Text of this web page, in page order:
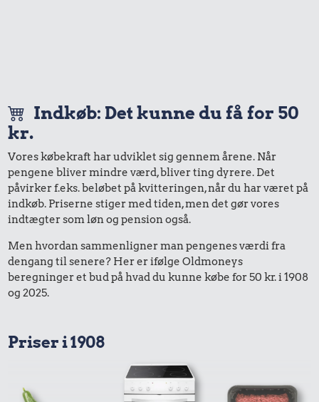
Indkøb: Det kunne du få for 50
kr.
Vores købekraft har udviklet sig gennem årene. Når
pengene bliver mindre værd, bliver ting dyrere. Det
påvirker f.eks. beløbet på kvitteringen, når du har været på
indkøb. Priserne stiger med tiden, men det gør vores
indtægter som løn og pension også.
Men hvordan sammenligner man pengenes værdi fra
dengang til senere? Her er ifølge Oldmoneys
beregninger et bud på hvad du kunne købe for 50 kr. i 1908
og 2025.
Priser i 1908